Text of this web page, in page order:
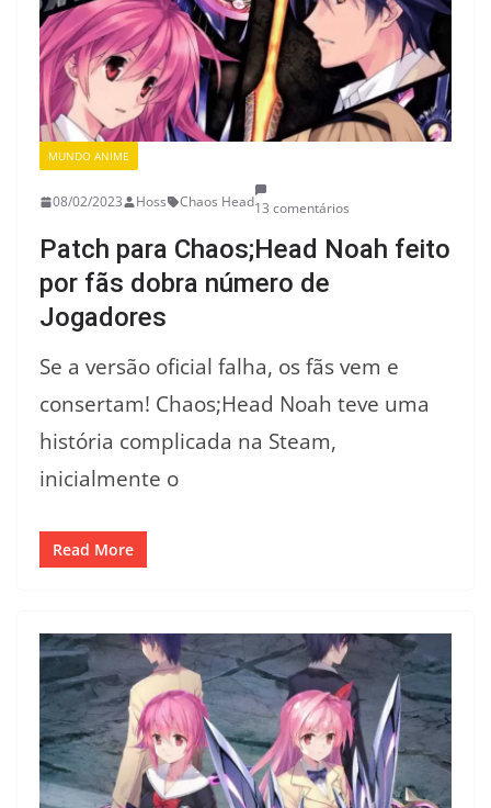
MUNDO ANIME
08/02/2023 Hoss Chaos Head13 comentários
Patch para Chaos;Head Noah feito
por fãs dobra número de
Jogadores
Se a versão oficial falha, os fãs vem e
consertam! Chaos;Head Noah teve uma
história complicada na Steam,
inicialmente o
Read More